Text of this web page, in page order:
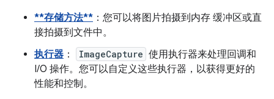
**存储方法** ：您可以将图片拍摄到内存 缓冲区或直
接拍摄到文件中。
执行器 ： ImageCapture 使用执行器来处理回调和
I/O 操作。您可以自定义这些执行器，以获得更好的
性能和控制。